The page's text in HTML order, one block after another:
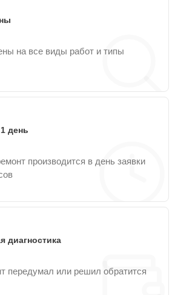
на все виды работ и типы
день
производится в день заявки
диагностика
передумал или решил обратится